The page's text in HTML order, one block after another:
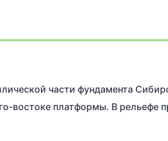
части фундамента
востоке платформы. В рельефе